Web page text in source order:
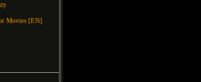
Movies [EN]